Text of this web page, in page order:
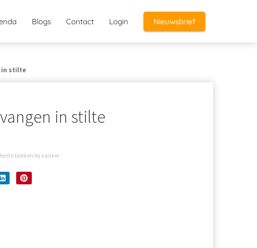
Blogs Contact Login Nieuwsbrief
in stilte
in stilte
boeken bij kanker